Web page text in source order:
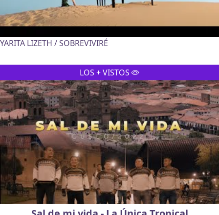
YARITA LIZETH / SOBREVIVIRÉ
LOS + VISTOS